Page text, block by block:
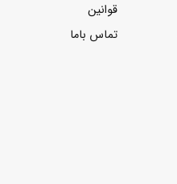
قوانین
تماس باما